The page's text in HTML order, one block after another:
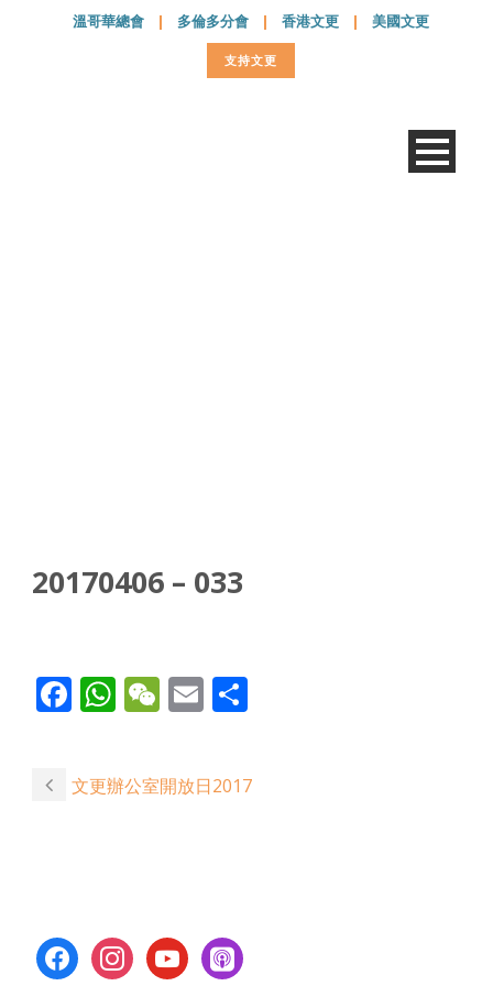
溫哥華總會 | 多倫多分會 | 香港文更 | 美國文更
支持文更
20170406 – 033
Facebook
WhatsApp
WeChat
Email
文更辦公室開放日2017
facebookinstagramyoutubeapple-
podcasts